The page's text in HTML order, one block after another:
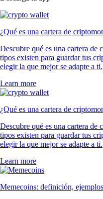
¿Qué es una cartera de
Descubre qué es una cartera
tipos existen para guardar tus
elegir la que mejor se adapte a ti.
Learn more
¿Qué es una cartera de
Descubre qué es una cartera
tipos existen para guardar tus
elegir la que mejor se adapte a ti.
Learn more
Memecoins: definición,